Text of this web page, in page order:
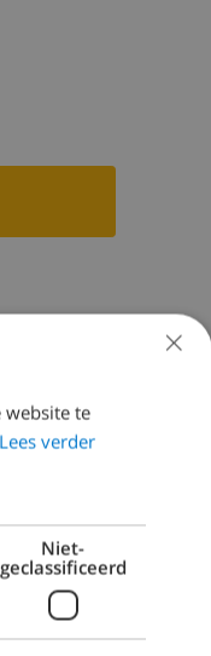
×
website te
Lees verder
Niet-
geclassificeerd